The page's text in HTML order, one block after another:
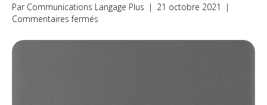
Par Communications Langage Plus | 21 octobre 2021
|
Commentaires fermés
Mathilde